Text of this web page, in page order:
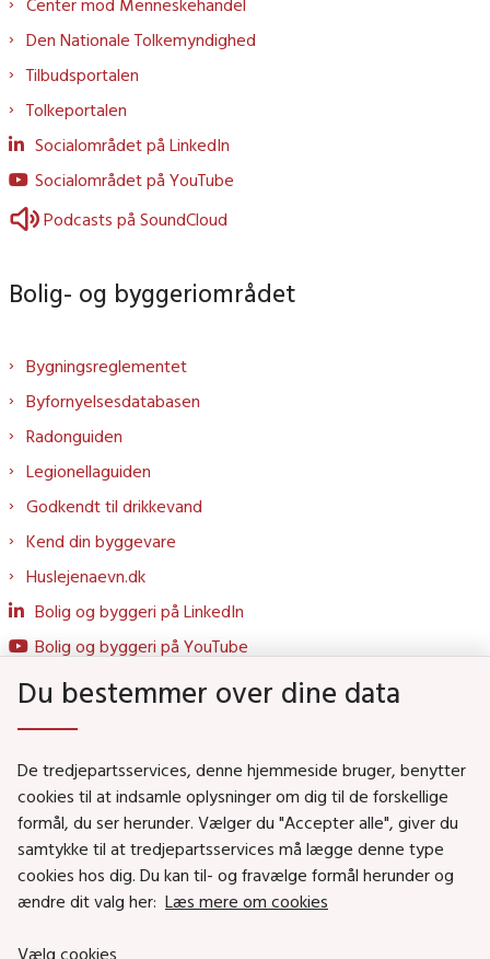
Center mod Menneskehandel
Den Nationale Tolkemyndighed
Tilbudsportalen
Tolkeportalen
Socialområdet på LinkedIn
Socialområdet på YouTube
Podcasts på SoundCloud
Bolig- og byggeriområdet
Bygningsreglementet
Byfornyelsesdatabasen
Radonguiden
Legionellaguiden
Godkendt til drikkevand
Kend din byggevare
Huslejenaevn.dk
Bolig og byggeri på LinkedIn
Bolig og byggeri på YouTube
Social- og Boligministeriet
Job i Social- og Boligstyrelsen
Puljer og tilskud
Nyhedsbreve
Du bestemmer over dine data
De tredjepartsservices, denne hjemmeside bruger, benytter
cookies til at indsamle oplysninger om dig til de forskellige
formål, du ser herunder. Vælger du "Accepter alle", giver du
samtykke til at tredjepartsservices må lægge denne type
cookies hos dig. Du kan til- og fravælge formål herunder og
ændre dit valg her: Læs mere om cookies
Vælg cookies